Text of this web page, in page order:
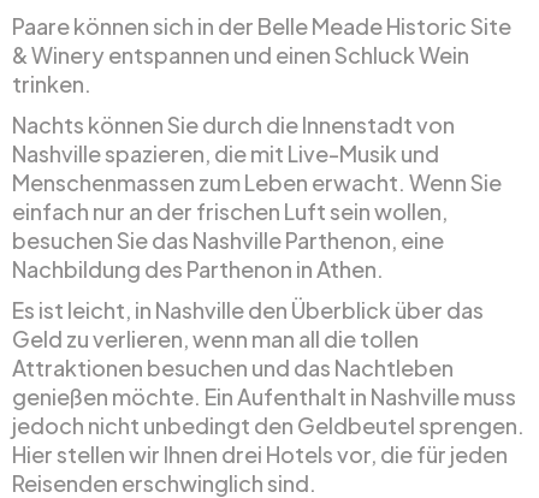
Paare können sich in der Belle Meade Historic Site
& Winery entspannen und einen Schluck Wein
trinken.
Nachts können Sie durch die Innenstadt von
Nashville spazieren, die mit Live-Musik und
Menschenmassen zum Leben erwacht. Wenn Sie
einfach nur an der frischen Luft sein wollen,
besuchen Sie das Nashville Parthenon, eine
Nachbildung des Parthenon in Athen.
Es ist leicht, in Nashville den Überblick über das
Geld zu verlieren, wenn man all die tollen
Attraktionen besuchen und das Nachtleben
genießen möchte. Ein Aufenthalt in Nashville muss
jedoch nicht unbedingt den Geldbeutel sprengen.
Hier stellen wir Ihnen drei Hotels vor, die für jeden
Reisenden erschwinglich sind.